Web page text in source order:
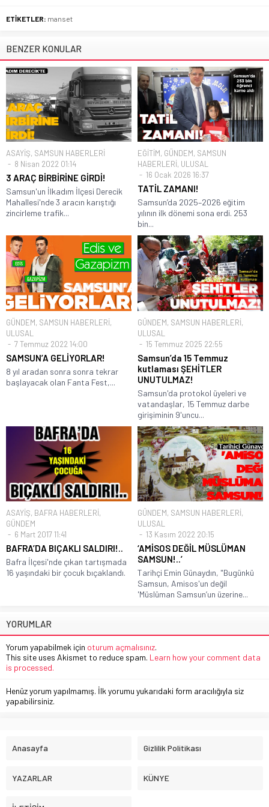
ETİKETLER: manset
BENZER KONULAR
ASAYİŞ, SAMSUN HABERLERİ
8 Nisan 2022 01:14
3 ARAÇ BİRBİRİNE GİRDİ!
Samsun'un İlkadım İlçesi Derecik
Mahallesi'nde 3 aracın karıştığı
zincirleme trafik...
EĞİTİM, GÜNDEM, SAMSUN
HABERLERİ, ULUSAL
16 Ocak 2026 16:37
TATİL ZAMANI!
Samsun’da 2025–2026 eğitim
yılının ilk dönemi sona erdi. 253
bin...
GÜNDEM, SAMSUN HABERLERİ,
ULUSAL
7 Temmuz 2022 14:00
SAMSUN’A GELİYORLAR!
8 yıl aradan sonra sonra tekrar
başlayacak olan Fanta Fest,...
GÜNDEM, SAMSUN HABERLERİ,
ULUSAL
15 Temmuz 2025 22:55
Samsun’da 15 Temmuz
kutlaması ŞEHİTLER
UNUTULMAZ!
Samsun'da protokol üyeleri ve
vatandaşlar, 15 Temmuz darbe
girişiminin 9'uncu...
ASAYİŞ, BAFRA HABERLERİ,
GÜNDEM
6 Mart 2017 11:41
BAFRA’DA BIÇAKLI SALDIRI!..
Bafra İlçesi'nde çıkan tartışmada
16 yaşındaki bir çocuk bıçaklandı.
GÜNDEM, SAMSUN HABERLERİ,
ULUSAL
13 Kasım 2022 20:15
‘AMİSOS DEĞİL MÜSLÜMAN
SAMSUN!..’
Tarihçi Emin Günaydın, "Bugünkü
Samsun, Amisos'un değil
'Müslüman Samsun’un üzerine...
YORUMLAR
Yorum yapabilmek için oturum açmalısınız.
This site uses Akismet to reduce spam. Learn how your comment data
is processed.
Henüz yorum yapılmamış. İlk yorumu yukarıdaki form aracılığıyla siz
yapabilirsiniz.
Anasayfa Gizlilik Politikası
YAZARLAR KÜNYE